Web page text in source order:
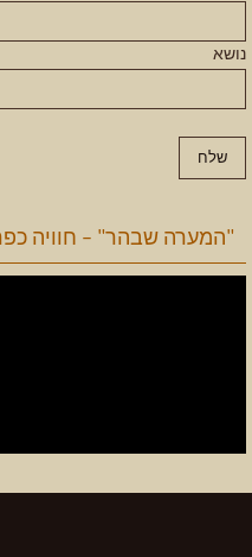
נושא
"המערה שבהר" – חוויה